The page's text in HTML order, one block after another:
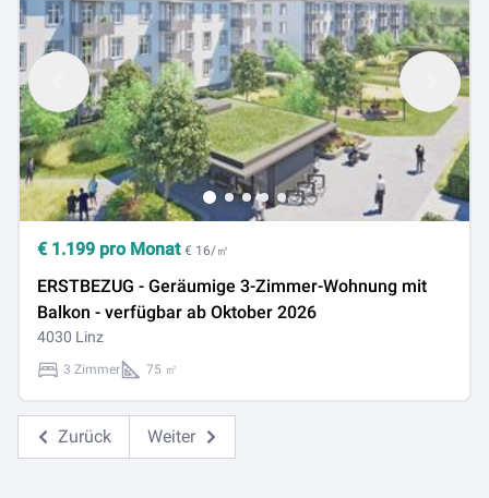
€ 1.199 pro Monat € 16/㎡
ERSTBEZUG - Geräumige 3-Zimmer-Wohnung mit
Balkon - verfügbar ab Oktober 2026
4030 Linz
3 Zimmer 75 ㎡
Zurück Weiter